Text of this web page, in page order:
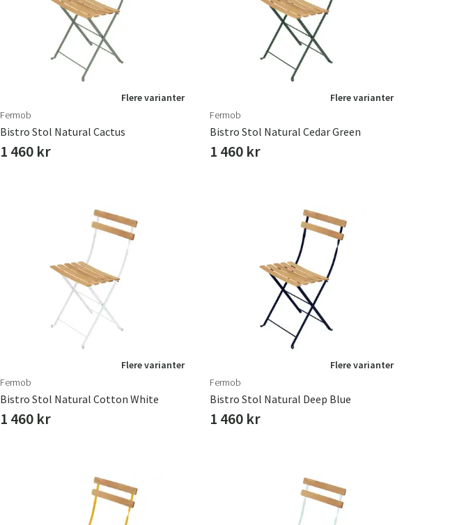
Flere varianter
Fermob
Bistro Stol Natural Cactus
1 460 kr
Flere varianter
Fermob
Bistro Stol Natural Cedar Green
1 460 kr
Flere varianter
Fermob
Bistro Stol Natural Cotton White
1 460 kr
Flere varianter
Fermob
Bistro Stol Natural Deep Blue
1 460 kr